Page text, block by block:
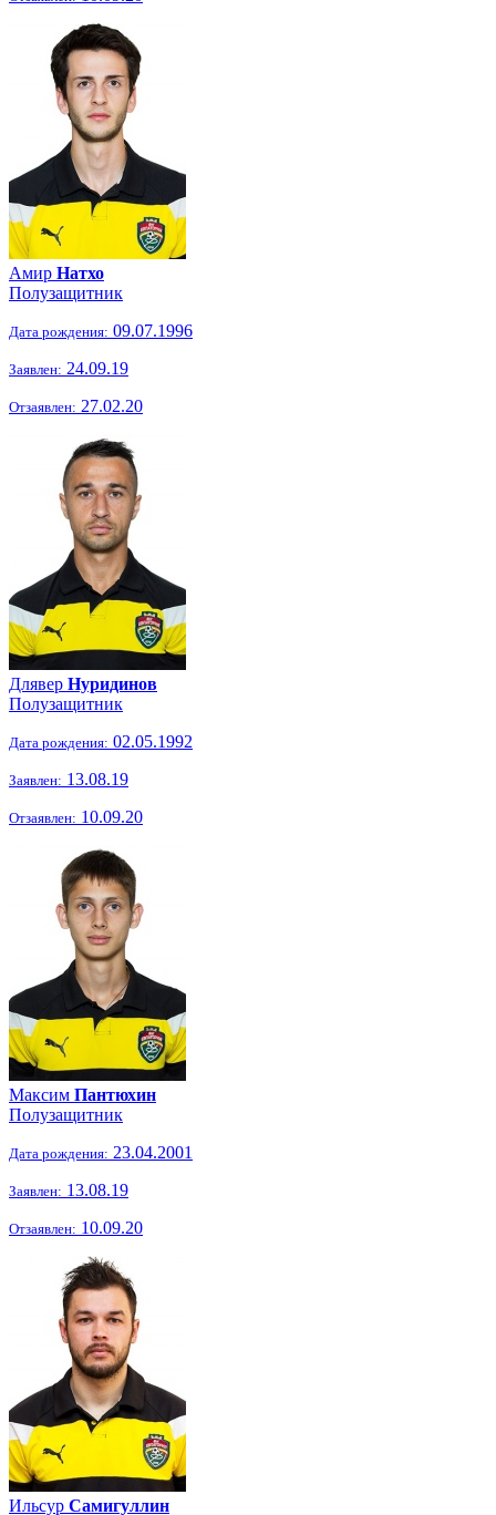
Амир Натхо
Полузащитник
Дата рождения: 09.07.1996
Заявлен: 24.09.19
Отзаявлен: 27.02.20
Длявер Нуридинов
Полузащитник
Дата рождения: 02.05.1992
Заявлен: 13.08.19
Отзаявлен: 10.09.20
Максим Пантюхин
Полузащитник
Дата рождения: 23.04.2001
Заявлен: 13.08.19
Отзаявлен: 10.09.20
Ильсур Самигуллин